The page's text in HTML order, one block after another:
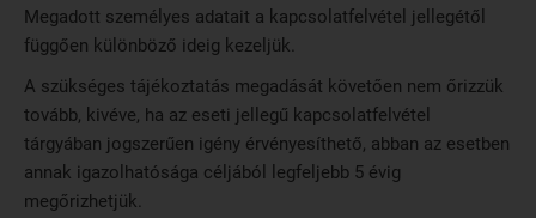
Megadott személyes adatait a kapcsolatfelvétel jellegétől
függően különböző ideig kezeljük.
A szükséges tájékoztatás megadását követően nem őrizzük
tovább, kivéve, ha az eseti jellegű kapcsolatfelvétel
tárgyában jogszerűen igény érvényesíthető, abban az esetben
annak igazolhatósága céljából legfeljebb 5 évig
megőrizhetjük.